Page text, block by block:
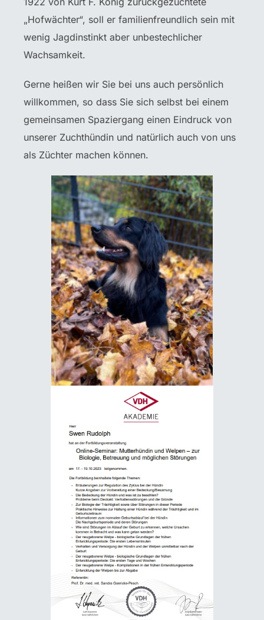
„Hofwächter“, soll er familienfreundlich sein mit
wenig Jagdinstinkt aber unbestechlicher
Wachsamkeit.
Gerne heißen wir Sie bei uns auch persönlich
willkommen, so dass Sie sich selbst bei einem
gemeinsamen Spaziergang einen Eindruck von
unserer Zuchthündin und natürlich auch von uns
als Züchter machen können.